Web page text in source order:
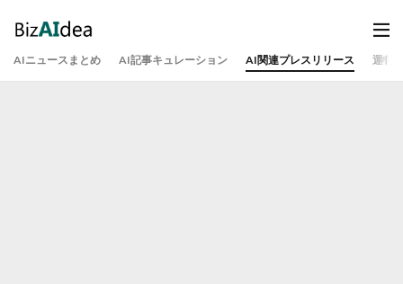
AIニュースまとめ AI記事キュレーション AI関連プレスリリース 運営